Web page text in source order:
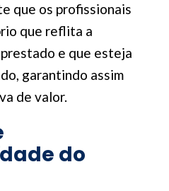
que os profissionais
que reflita a
e que esteja
garantindo assim
de valor.
do